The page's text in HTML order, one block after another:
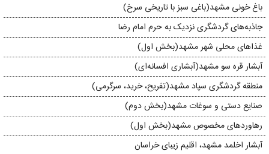
باغ خونی مشهد(باغی سبز با تاریخی سرخ)
جاذبه‌های گردشگری نزدیک به حرم امام رضا
غذاهای محلی شهر مشهد(بخش اول)
آبشار قره‌ سو مشهد(آبشاری افسانه‌ای)
منطقه گردشگری سپاد مشهد(تفریح، خرید، سرگرمی)
صنایع دستی و سوغات مشهد(بخش دوم)
رهاورد‌های مخصوص مشهد(بخش اول)
آبشار اخلمد مشهد، اقلیم زیبا‌ی خراسان